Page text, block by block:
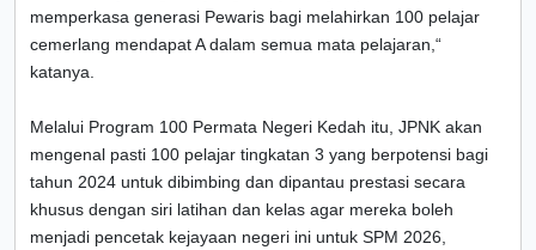
memperkasa generasi Pewaris bagi melahirkan 100 pelajar
cemerlang mendapat A dalam semua mata pelajaran,“
katanya.
Melalui Program 100 Permata Negeri Kedah itu, JPNK akan
mengenal pasti 100 pelajar tingkatan 3 yang berpotensi bagi
tahun 2024 untuk dibimbing dan dipantau prestasi secara
khusus dengan siri latihan dan kelas agar mereka boleh
menjadi pencetak kejayaan negeri ini untuk SPM 2026,